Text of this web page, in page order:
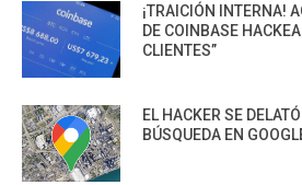
¡TRAICIÓN INTERNA!
DE COINBASE
CLIENTES”
EL HACKER SE
BÚSQUEDA EN